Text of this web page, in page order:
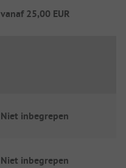
vanaf 25,00 EUR
Niet inbegrepen
Niet inbegrepen